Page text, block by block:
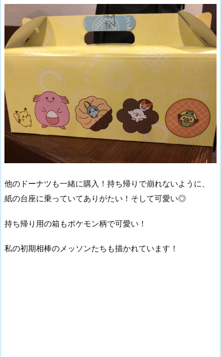
他のドーナツも一緒に購入！持ち帰りで崩れないように、
紙の台座に乗っていてありがたい！そして可愛い◎
持ち帰り用の箱もポケモン柄で可愛い！
私の初期相棒のメッソンたちも描かれています！